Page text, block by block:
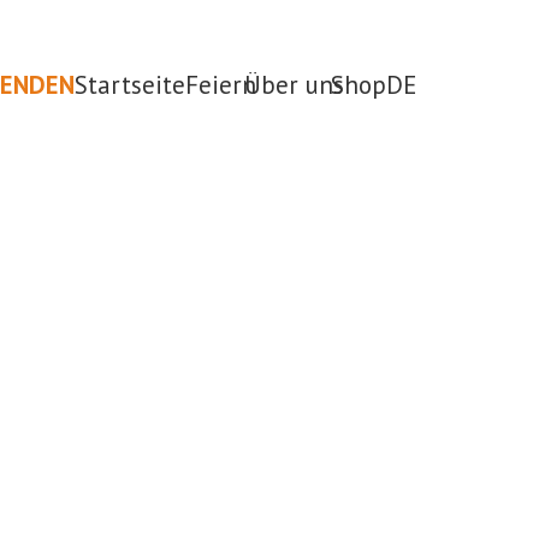
StartseiteFeiernÜber unsShopDE